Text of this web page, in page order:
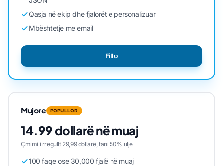
Qasja në ekip dhe fjalorët e personalizuar
Mbështetje me email
Fillo
Mujore POPULLOR
14.99 dollarë në muaj
Çmimi i rregullt 29,99 dollarë, tani 50% ulje
100 faqe ose 30,000 fjalë në muaj